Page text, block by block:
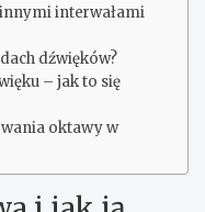
interwałami
dźwięków?
– jak to się
oktawy w